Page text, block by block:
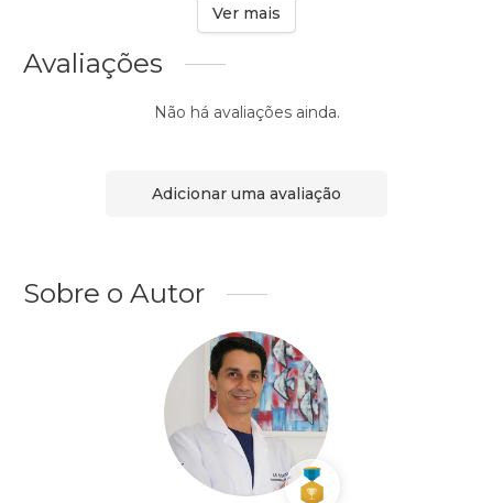
Ver mais
Avaliações
Não há avaliações ainda.
Adicionar uma avaliação
Sobre o Autor